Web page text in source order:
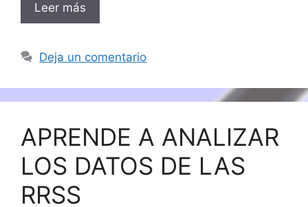
Leer más
Deja un comentario
APRENDE A ANALIZAR
LOS DATOS DE LAS
RRSS